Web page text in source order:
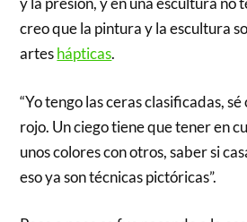
creo que la pintura y la escultura
arteshápticas.
“Yo tengo las ceras clasificadas,
rojo. Un ciego tiene que tener en
unos colores con otros, saber si
eso ya son técnicas pictóricas”.